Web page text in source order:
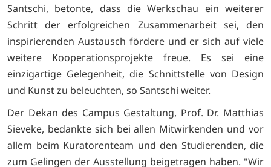
Santschi, betonte, dass die Werkschau ein weiterer
Schritt der erfolgreichen Zusammenarbeit sei, den
inspirierenden Austausch fördere und er sich auf viele
weitere Kooperationsprojekte freue. Es sei eine
einzigartige Gelegenheit, die Schnittstelle von Design
und Kunst zu beleuchten, so Santschi weiter.
Der Dekan des Campus Gestaltung, Prof. Dr. Matthias
Sieveke, bedankte sich bei allen Mitwirkenden und vor
allem beim Kuratorenteam und den Studierenden, die
zum Gelingen der Ausstellung beigetragen haben. "Wir